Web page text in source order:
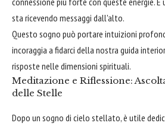
sta ricevendo messaggi dall'alto.
Questo sogno può portare intuizioni
incoraggia a fidarci della nostra guida
risposte nelle dimensioni spirituali.
Meditazione e Riflessione:
delle Stelle
Dopo un sogno di cielo stellato, è utile